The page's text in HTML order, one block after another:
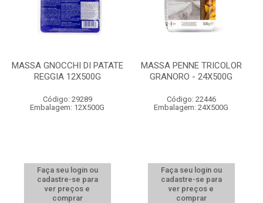
MASSA GNOCCHI DI PATATE
REGGIA 12X500G
Código: 29289
Embalagem: 12X500G
Faça seu login ou
cadastre-se para
ver preços e
comprar
MASSA PENNE TRICOLOR
GRANORO - 24X500G
Código: 22446
Embalagem: 24X500G
Faça seu login ou
cadastre-se para
ver preços e
comprar